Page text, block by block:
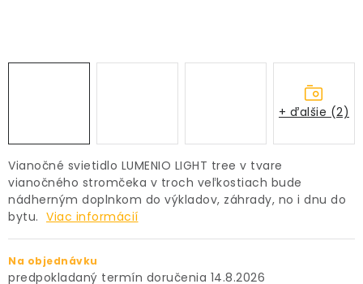
KVETINÁČE A OBALY NA RASTLINY
Podmienky ochrany osobných údajov
O nás
Spôsoby platby
Informácie o doprave
Kontakt / Právne údaje
Vianočné svietidlo LUMENIO LIGHT tree v tvare
vianočného stromčeka v troch veľkostiach bude
nádherným doplnkom do výkladov, záhrady, no i dnu do
bytu. Viac informácií
Na objednávku
14.8.2026
+ ďalšie (2)